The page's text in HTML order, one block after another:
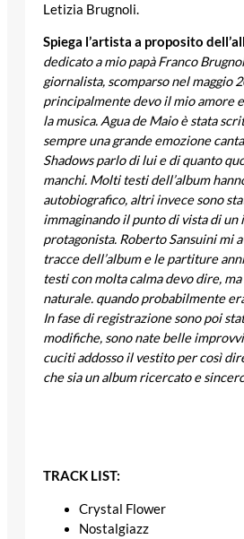
Letizia Brugnoli.
Spiega l’artista a proposito
dedicato a mio papà Franco
giornalista, scomparso nel maggio
principalmente devo il mio amore
la musica. Agua de Maio è stata
sempre una grande emozione
Shadows parlo di lui e di quanto
manchi. Molti testi dell’album
autobiografico, altri invece sono
immaginando il punto di vista di un
protagonista. Roberto Sansuini mi
tracce dell’album e le partiture
testi con molta calma devo dire,
naturale. quando probabilmente
In fase di registrazione sono poi
modifiche, sono nate belle
cuciti addosso il vestito per così
che sia un album ricercato e
TRACK LIST:
Crystal Flower
Nostalgiazz